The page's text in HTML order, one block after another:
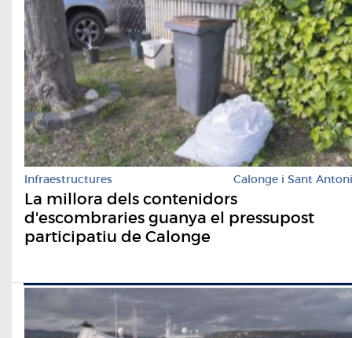
Infraestructures Calonge i Sant Antoni
La millora dels contenidors
d'escombraries guanya el pressupost
participatiu de Calonge